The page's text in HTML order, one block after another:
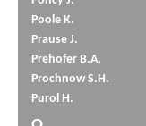
Poole K.
Prause J.
Prehofer B.A.
Prochnow S.H.
Purol H.